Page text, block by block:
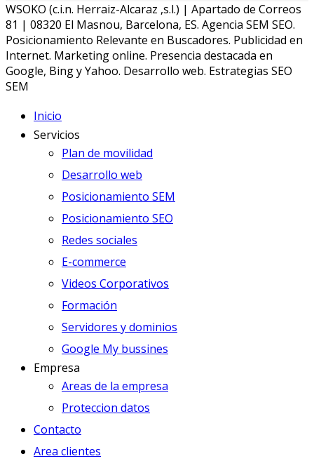
WSOKO (c.i.n. Herraiz-Alcaraz ,s.l.) | Apartado de Correos
81 | 08320 El Masnou, Barcelona, ES. Agencia SEM SEO.
Posicionamiento Relevante en Buscadores. Publicidad en
Internet. Marketing online. Presencia destacada en
Google, Bing y Yahoo. Desarrollo web. Estrategias SEO
SEM
Inicio
Servicios
Plan de movilidad
Desarrollo web
Posicionamiento SEM
Posicionamiento SEO
Redes sociales
E-commerce
Videos Corporativos
Formación
Servidores y dominios
Google My bussines
Empresa
Areas de la empresa
Proteccion datos
Contacto
Area clientes